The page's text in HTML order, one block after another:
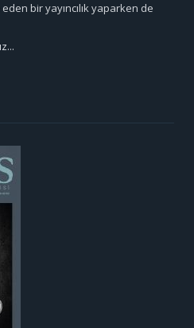
bir yayıncılık yaparken de